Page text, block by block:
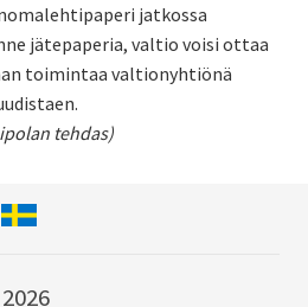
jatkossa
jätepaperia, valtio voisi ottaa
toimintaa valtionyhtiönä
tehdas)